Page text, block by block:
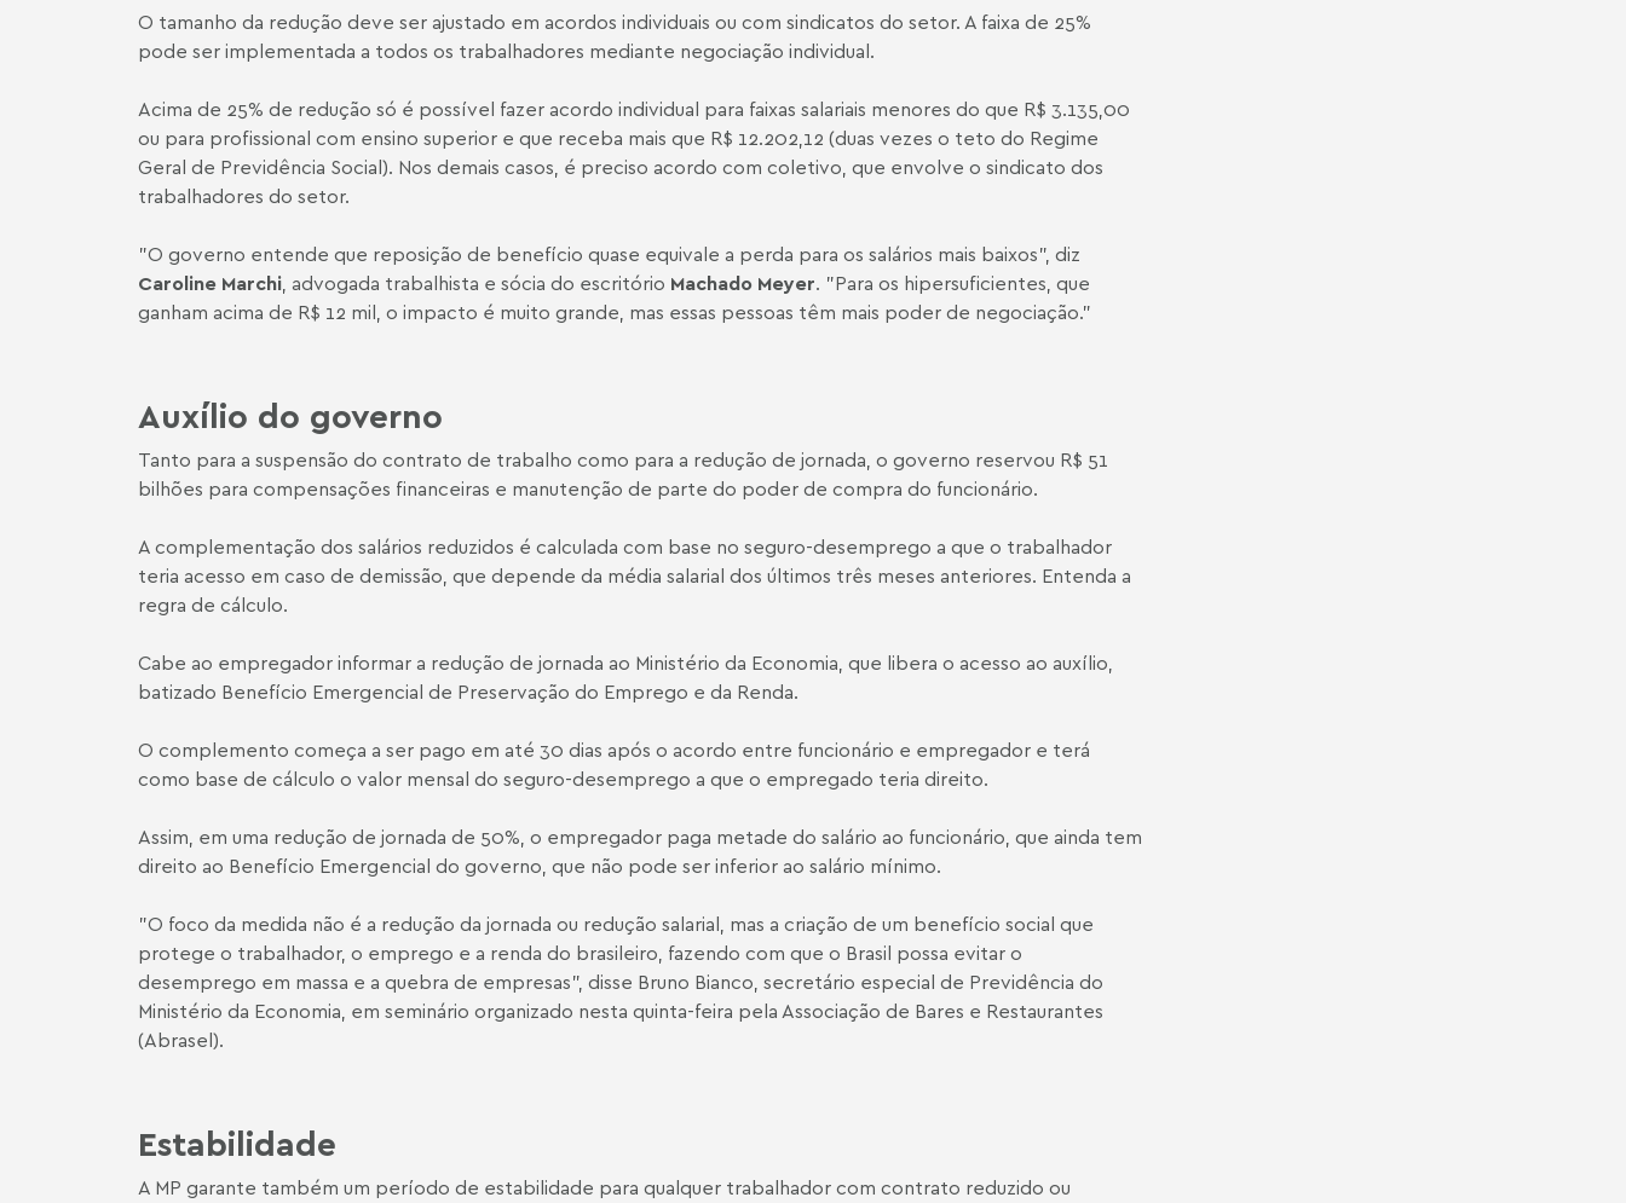
O tamanho da redução deve ser ajustado em acordos individuais ou com sindicatos do setor. A faixa de 25%
pode ser implementada a todos os trabalhadores mediante negociação individual.
Acima de 25% de redução só é possível fazer acordo individual para faixas salariais menores do que R$ 3.135,00
ou para profissional com ensino superior e que receba mais que R$ 12.202,12 (duas vezes o teto do Regime
Geral de Previdência Social). Nos demais casos, é preciso acordo com coletivo, que envolve o sindicato dos
trabalhadores do setor.
"O governo entende que reposição de benefício quase equivale a perda para os salários mais baixos", diz
Caroline Marchi, advogada trabalhista e sócia do escritório Machado Meyer. "Para os hipersuficientes, que
ganham acima de R$ 12 mil, o impacto é muito grande, mas essas pessoas têm mais poder de negociação."
Auxílio do governo
Tanto para a suspensão do contrato de trabalho como para a redução de jornada, o governo reservou R$ 51
bilhões para compensações financeiras e manutenção de parte do poder de compra do funcionário.
A complementação dos salários reduzidos é calculada com base no seguro-desemprego a que o trabalhador
teria acesso em caso de demissão, que depende da média salarial dos últimos três meses anteriores. Entenda a
regra de cálculo.
Cabe ao empregador informar a redução de jornada ao Ministério da Economia, que libera o acesso ao auxílio,
batizado Benefício Emergencial de Preservação do Emprego e da Renda.
O complemento começa a ser pago em até 30 dias após o acordo entre funcionário e empregador e terá
como base de cálculo o valor mensal do seguro-desemprego a que o empregado teria direito.
Assim, em uma redução de jornada de 50%, o empregador paga metade do salário ao funcionário, que ainda tem
direito ao Benefício Emergencial do governo, que não pode ser inferior ao salário mínimo.
"O foco da medida não é a redução da jornada ou redução salarial, mas a criação de um benefício social que
protege o trabalhador, o emprego e a renda do brasileiro, fazendo com que o Brasil possa evitar o
desemprego em massa e a quebra de empresas", disse Bruno Bianco, secretário especial de Previdência do
Ministério da Economia, em seminário organizado nesta quinta-feira pela Associação de Bares e Restaurantes
(Abrasel).
Estabilidade
A MP garante também um período de estabilidade para qualquer trabalhador com contrato reduzido ou